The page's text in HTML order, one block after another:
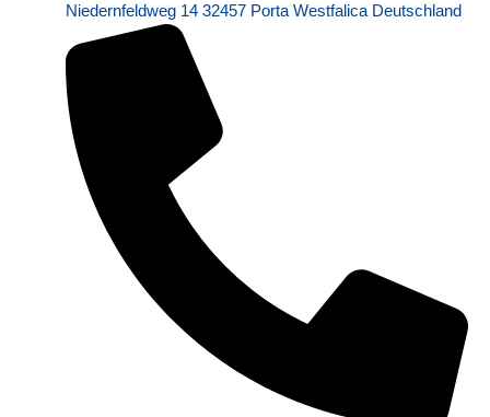
Niedernfeldweg 14 32457 Porta Westfalica Deutschland